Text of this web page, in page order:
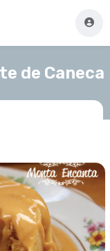
de Caneca